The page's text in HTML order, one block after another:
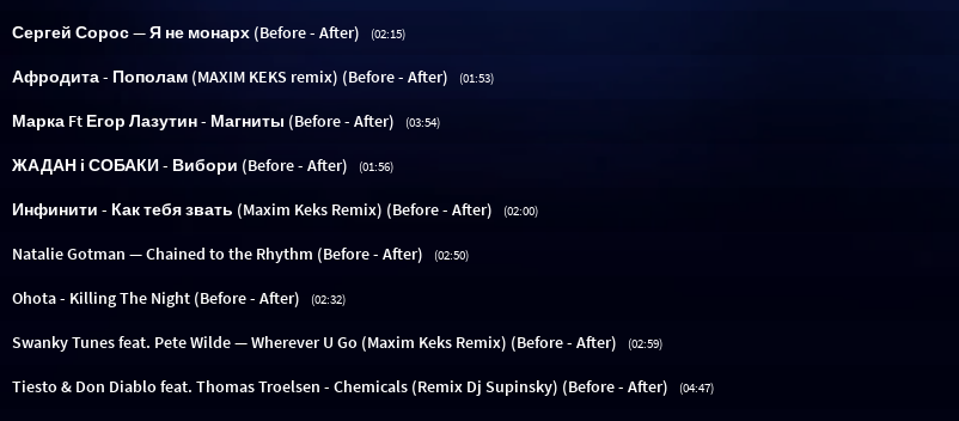
Сергей Сорос — Я не монарх (Before - After) (02:15)
Афродита - Пополам (MAXIM KEKS remix) (Before - After) (01:53)
Марка Ft Егор Лазутин - Магниты (Before - After) (03:54)
ЖАДАН і СОБАКИ - Вибори (Before - After) (01:56)
Инфинити - Как тебя звать (Maxim Keks Remix) (Before - After) (02:00)
Natalie Gotman — Chained to the Rhythm (Before - After) (02:50)
Ohota - Killing The Night (Before - After) (02:32)
Swanky Tunes feat. Pete Wilde — Wherever U Go (Maxim Keks Remix) (Before - After) (02:59)
Tiesto & Don Diablo feat. Thomas Troelsen - Chemicals (Remix Dj Supinsky) (Before - After) (04:47)